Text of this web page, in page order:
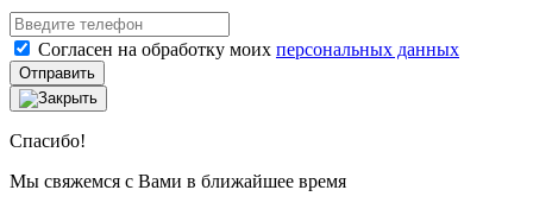
Согласен на обработку моих персональных данных
Отправить
Спасибо!
Мы свяжемся с Вами в ближайшее время